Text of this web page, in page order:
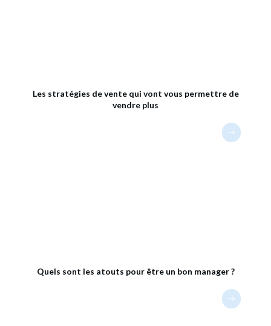
Les stratégies de vente qui vont vous permettre de
vendre plus
Quels sont les atouts pour être un bon manager ?